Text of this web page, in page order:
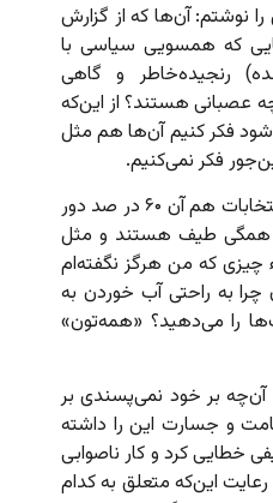
نوشتم: آن‌ها که از گزارش
که همسویی سیاسی با
رنجیده‌خاطر و گاهی
عصبانی هستند؟ از این‌که
فکر کنیم آن‌ها هم مثل
فکر نمی‌کنیم.
من بارها نوشته‌ام در این انتخابات هم آن ۶۰ در صد دور
مزبور، همگی طیف هستند و مثل
چیزی که من هرگز نگفته‌ام
به راحتی آب خوردن به
را می‌دهید؟ «همه‌تون»
بر خود نمی‌پسندی بر
و جسارت این را داشته
خطایی کرد و کار ناصوابی
این‌که متعلق به کدام